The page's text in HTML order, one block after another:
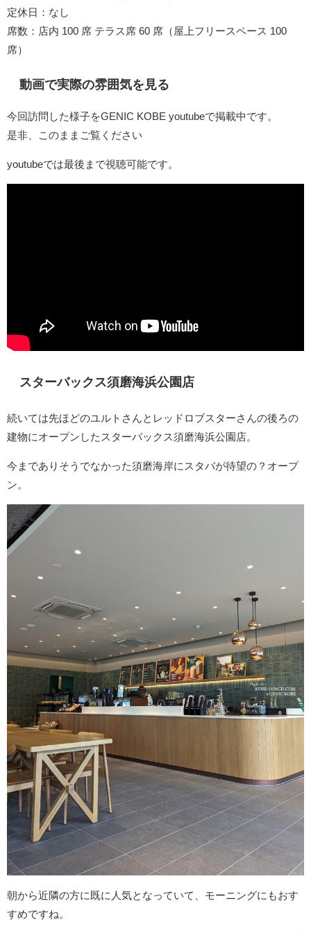
定休日：なし
席数：店内 100 席 テラス席 60 席（屋上フリースペース 100
席）
動画で実際の雰囲気を見る
今回訪問した様子をGENIC KOBE youtubeで掲載中です。
是非、このままご覧ください
youtubeでは最後まで視聴可能です。
スターバックス須磨海浜公園店
続いては先ほどのユルトさんとレッドロブスターさんの後ろの
建物にオープンしたスターバックス須磨海浜公園店。
今までありそうでなかった須磨海岸にスタバが待望の？オープ
ン。
朝から近隣の方に既に人気となっていて、モーニングにもおす
すめですね。